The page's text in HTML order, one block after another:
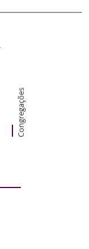
Congregações